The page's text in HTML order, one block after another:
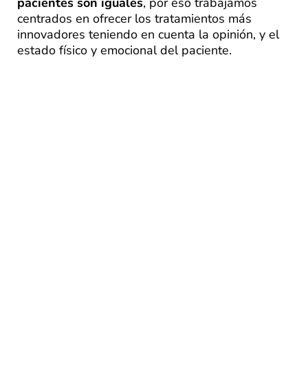
centrados en ofrecer los tratamientos más
innovadores teniendo en cuenta la opinión, y el
estado físico y emocional del paciente.